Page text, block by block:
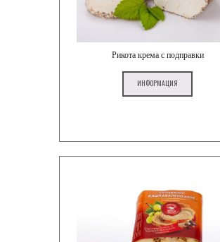
Рикота крема с подправки
ИНФОРМАЦИЯ